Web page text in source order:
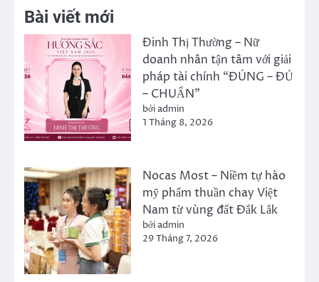
Bài viết mới
Đinh Thị Thường – Nữ
doanh nhân tận tâm với giải
pháp tài chính “ĐÚNG – ĐỦ
– CHUẨN”
bởi admin
1 Tháng 8, 2026
Nocas Most – Niềm tự hào
mỹ phẩm thuần chay Việt
Nam từ vùng đất Đắk Lắk
bởi admin
29 Tháng 7, 2026